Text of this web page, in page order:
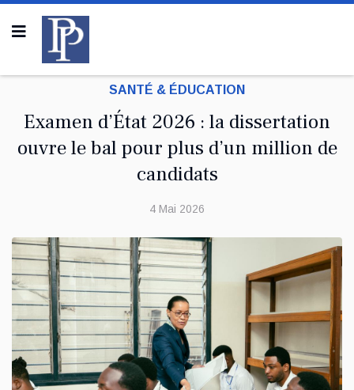
SANTÉ & ÉDUCATION
Examen d’État 2026 : la dissertation
ouvre le bal pour plus d’un million de
candidats
4 Mai 2026